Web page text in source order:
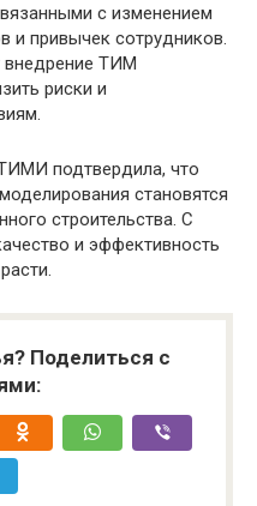
с изменением
и привычек сотрудников.
внедрение ТИМ
риски и
подтвердила, что
становятся
строительства. С
и эффективность
Поделиться с